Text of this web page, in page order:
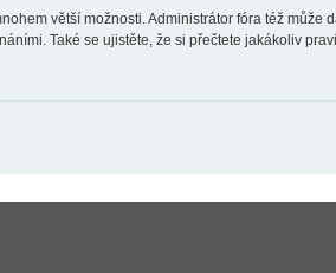
větší možnosti. Administrátor fóra též
Také se ujistěte, že si přečtete jakákoliv